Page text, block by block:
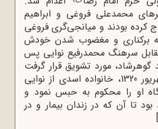
محمدعلی فروغی و ابراهیم
کرده بودند و میانجی‌گری فروغی
برکناری و مغضوب شدن خودش
سرهنگ محمدرفیع نوایی پس
مورد تشویق قرار گرفت
ولی پس از وقایع شهریور 1320، خانواده اسدی از نوایی
او را محکوم به حبس نمود و
تا آن که در زندان بیمار و در